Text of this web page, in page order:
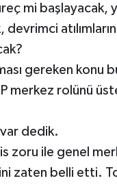
mi başlayacak,
devrimci
gereken konu
merkez rolünü
dedik.
zoru ile genel
zaten belli etti.